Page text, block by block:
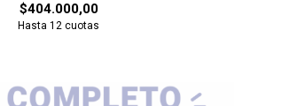
$404.000,00
Hasta 12 cuotas